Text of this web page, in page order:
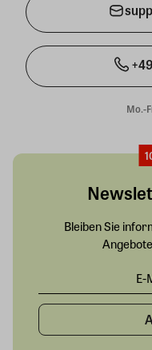
Mo.-
Bleiben Sie